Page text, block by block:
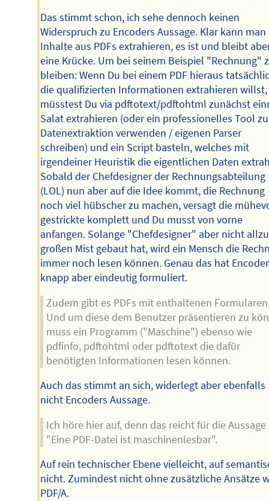
Das stimmt schon, ich sehe dennoch keinen
Widerspruch zu Encoders Aussage. Klar kann man
Inhalte aus PDFs extrahieren, es ist und bleibt
eine Krücke. Um bei seinem Beispiel "Rechnung"
bleiben: Wenn Du bei einem PDF hieraus
die qualifizierten Informationen extrahieren willst,
müsstest Du via pdftotext/pdftohtml zunächst
Salat extrahieren (oder ein professionelles Tool
Datenextraktion verwenden / eigenen Parser
schreiben) und ein Script basteln, welches mit
irgendeiner Heuristik die eigentlichen Daten
Sobald der Chefdesigner der Rechnungsabteilung
(LOL) nun aber auf die Idee kommt, die Rechnung
noch viel hübscher zu machen, versagt die
gestrickte komplett und Du musst von vorne
anfangen. Solange "Chefdesigner" aber nicht allzu
großen Mist gebaut hat, wird ein Mensch die
immer noch lesen können. Genau das hat Encoder
knapp aber eindeutig formuliert.
Zudem gibt es PDFs mit enthaltenen
Und um diese dem Benutzer präsentieren zu
muss ein Programm ("Maschine") ebenso wie
pdfinfo, pdftohtml oder pdftotext die dafür
benötigten Informationen lesen können.
Auch das stimmt an sich, widerlegt aber ebenfalls
nicht Encoders Aussage.
Ich höre hier auf, denn das reicht für die Aussage
"Eine PDF-Datei ist maschinenlesbar".
Auf rein technischer Ebene vielleicht, auf
nicht. Zumindest nicht ohne zusätzliche Ansätze
PDF/A.